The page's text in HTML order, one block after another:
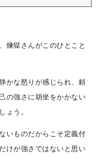
煉獄さんがこのひとこと
かな怒りが感じられ、頼
の強さに胡坐をかかない
ょう。
いものだからこそ定義付
けが強さではないと思い